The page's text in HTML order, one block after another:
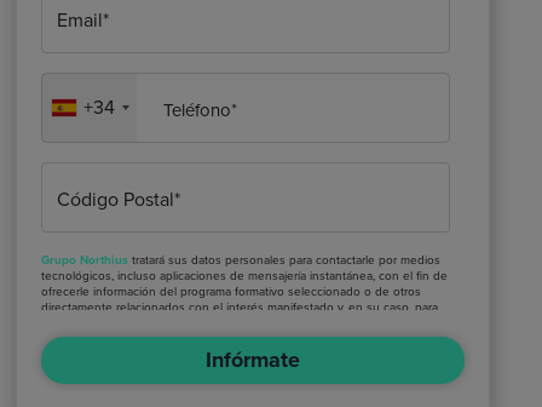
Email*
+34 Teléfono*
Código Postal*
Grupo Northius tratará sus datos personales para contactarle por medios
tecnológicos, incluso aplicaciones de mensajería instantánea, con el fin de
ofrecerle información del programa formativo seleccionado o de otros
directamente relacionados con el interés manifestado y, en su caso, para
las empresas que conforman elGrupo Northius, con el objeto de que
estas puedan hacerle llegar la mejor oferta de productos y servicios
de acuerdo a su petición. Quedan reconocidos los derechos de acceso,
rectificación, supresión, oposición, limitación, tal y como se explica en la
Infórmate